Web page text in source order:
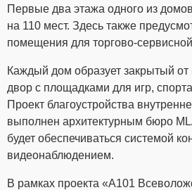
Первые два этажа одного из
на 110 мест. Здесь также
помещения для торгово-
Каждый дом образует закрытый
двор с площадками для игр,
Проект благоустройства
выполнен архитектурным бюро
будет обеспечиваться системой
видеонаблюдением.
В рамках проекта «А101